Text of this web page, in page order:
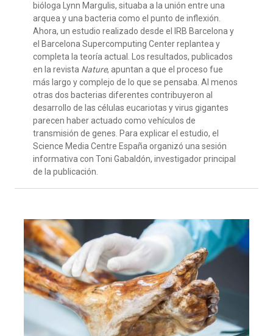
bióloga Lynn Margulis, situaba a la unión entre una
arquea y una bacteria como el punto de inflexión.
Ahora, un estudio realizado desde el IRB Barcelona y
el BarcelonaSupercomputing Centerreplantea y
completa la teoría actual . Los resultados, publicados
en la revista Nature, apuntan a que el proceso fue
más largo y complejo de lo que se pensaba. Al menos
otras dos bacterias diferentes contribuyeron al
desarrollo de las células eucariotas y virus gigantes
parecen haber actuado como vehículos de
transmisión de genes. Para explicarel estudio, el
Science Media Centre España organizó una sesión
informativa con Toni Gabaldón, investigador principal
de la publicación.